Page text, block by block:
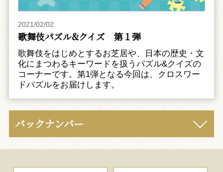
2021/02/02
歌舞伎パズル&クイズ 第１弾
歌舞伎をはじめとするお芝居や、日本の歴史・文
化にまつわるキーワードを扱うパズル&クイズの
コーナーです。第1弾となる今回は、クロスワー
ドパズルをお届けします。
バックナンバー